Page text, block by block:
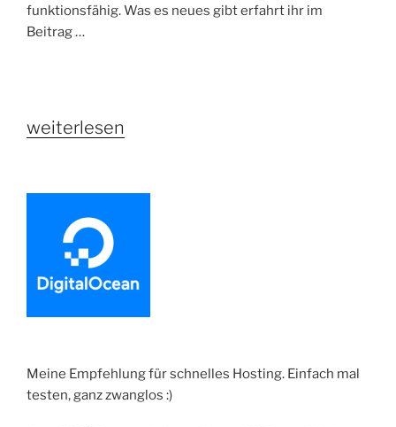
funktionsfähig. Was es neues gibt erfahrt ihr im
Beitrag …
„Shopware
veröffentlicht“
weiterlesen
Meine Empfehlung für schnelles Hosting. Einfach mal
testen, ganz zwanglos :)